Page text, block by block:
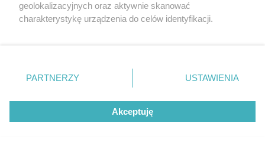
Żaden utwór zamieszczony w serwisie nie może być powielany i
tym także elektroniczny lub mechaniczny) na jakimkolwiek polu
eksploatacji w jakiejkolwiek formie, włącznie z umieszczaniem w
Internecie bez pisemnej zgody właściciela praw. Jakiekolwiek użycie lub
geolokalizacyjnych oraz aktywnie skanować
charakterystykę urządzenia do celów identyfikacji.
zmienić/wycofać klikając przycisk ustawień prywatności
znajdujący się w lewym dolnym rogu strony
rodzaje przetwarzania danych nie wymagają zgody
użytkownika, ale masz prawo sprzeciwić się takiemu
przetwarzaniu. Preferencje będą miały zastosowanie tylko
PARTNERZY USTAWIENIA
Akceptuję